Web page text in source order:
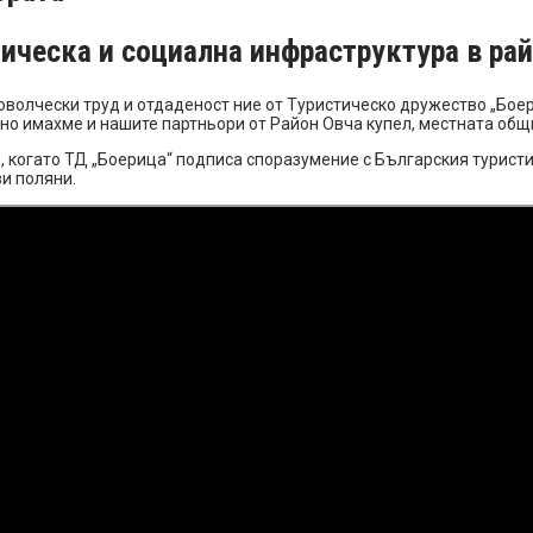
и социална инфраструктура в
труд и отдаденост ние от Туристическо дружество
имахме и нашите партньори от Район Овча купел, местната
ТД „Боерица“ подписа споразумение с Българския
поляни.